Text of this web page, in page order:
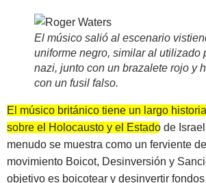
El músico salió al escenario
uniforme negro, similar al utilizado
nazi, junto con un brazalete rojo y
con un fusil falso.
El músico británico tiene un largo
sobre el Holocausto y el Estado de
menudo se muestra como un ferviente
movimiento Boicot, Desinversión y
objetivo es boicotear y desinvertir